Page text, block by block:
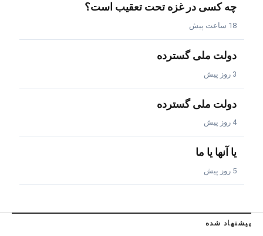
چه کسی در غزه تحت تعقیب است؟
18 ساعت پیش
دولت ملی گسترده
3 روز پیش
دولت ملی گسترده
4 روز پیش
یا آنها یا ما
5 روز پیش
پیشنهاد شده